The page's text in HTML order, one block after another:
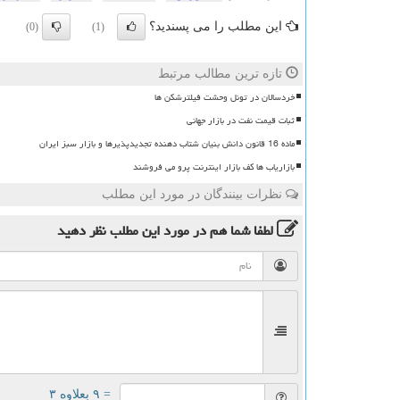
این مطلب را می پسندید؟ (1)
(0)
تازه ترین مطالب مرتبط
خردسالان در تونل وحشت فیلترشکن ها
ثبات قیمت نفت در بازار جهانی
ماده 16 قانون دانش بنیان شتاب دهنده تجدیدپذیرها و بازار سبز ایران
بازاریاب ها کف بازار اینترنت پرو می فروشند
نظرات بینندگان در مورد این مطلب
لطفا شما همدر مورد این مطلبنظر دهید
= ۹ بعلاوه ۳